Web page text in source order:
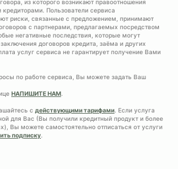
из которого возникают правоотношения
Пользователи сервиса
риски, связанные с предложением, принимают
с партнерами, предлагаемых посредством
негативные последствия, которые могут
договоров кредита, заёма и других
услуг сервиса не гарантирует получение Вами
по работе сервиса, Вы можете задать Ваш
НАПИШИТЕ НАМ.
с действующими тарифами. Если услуга
для Вас (Вы получили кредитный продукт и более
Вы можете самостоятельно отписаться от услуги
подписку.